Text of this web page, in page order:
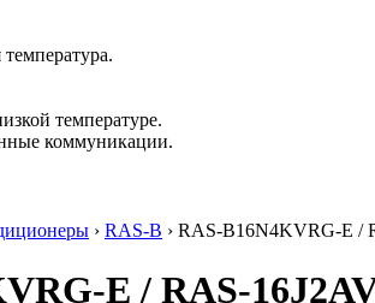
температуре.
коммуникации.
› RAS-B › RAS-B16N4KVRG-E /
E / RAS-